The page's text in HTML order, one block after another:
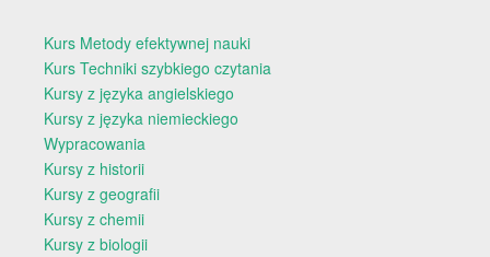
Kurs Metody efektywnej nauki
Kurs Techniki szybkiego czytania
Kursy z języka angielskiego
Kursy z języka niemieckiego
Wypracowania
Kursy z historii
Kursy z geografii
Kursy z chemii
Kursy z biologii